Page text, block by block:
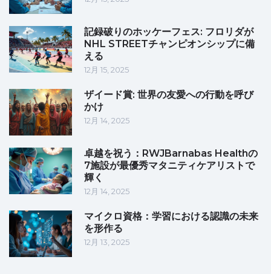
記録破りのホッケーフェス: フロリダが
NHL STREETチャンピオンシップに備
える
12月 15, 2025
ザイード賞: 世界の友愛への行動を呼び
かけ
12月 14, 2025
卓越を祝う：RWJBarnabas Healthの
7施設が最優秀マタニティケアリストで
輝く
12月 14, 2025
マイクロ資格：学習における認識の未来
を形作る
12月 13, 2025